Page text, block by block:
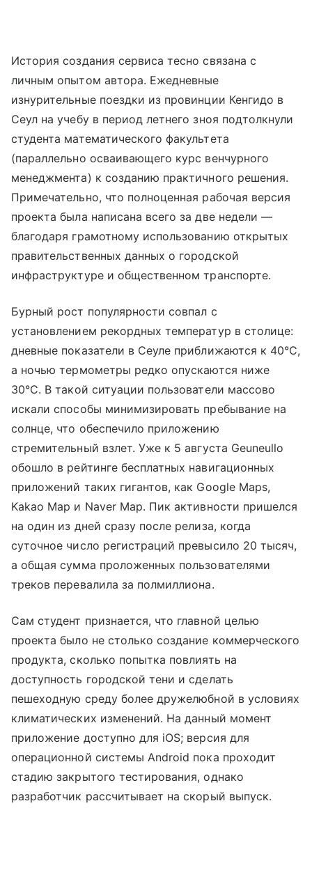
История создания сервиса тесно связана с
личным опытом автора. Ежедневные
изнурительные поездки из провинции Кенгидо в
Сеул на учебу в период летнего зноя подтолкнули
студента математического факультета
(параллельно осваивающего курс венчурного
менеджмента) к созданию практичного решения.
Примечательно, что полноценная рабочая версия
проекта была написана всего за две недели —
благодаря грамотному использованию открытых
правительственных данных о городской
инфраструктуре и общественном транспорте.
Бурный рост популярности совпал с
установлением рекордных температур в столице:
дневные показатели в Сеуле приближаются к 40°C,
а ночью термометры редко опускаются ниже
30°C. В такой ситуации пользователи массово
искали способы минимизировать пребывание на
солнце, что обеспечило приложению
стремительный взлет. Уже к 5 августа Geuneullo
обошло в рейтинге бесплатных навигационных
приложений таких гигантов, как Google Maps,
Kakao Map и Naver Map. Пик активности пришелся
на один из дней сразу после релиза, когда
суточное число регистраций превысило 20 тысяч,
а общая сумма проложенных пользователями
треков перевалила за полмиллиона.
Сам студент признается, что главной целью
проекта было не столько создание коммерческого
продукта, сколько попытка повлиять на
доступность городской тени и сделать
пешеходную среду более дружелюбной в условиях
климатических изменений. На данный момент
приложение доступно для iOS; версия для
операционной системы Android пока проходит
стадию закрытого тестирования, однако
разработчик рассчитывает на скорый выпуск.